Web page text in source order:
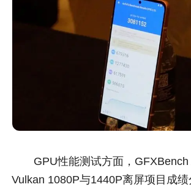
GPU性能测试方面，GFXBench
Vulkan 1080P与1440P离屏项目成绩